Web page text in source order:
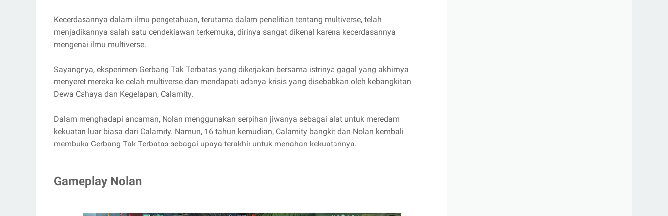
Kecerdasannya dalam ilmu pengetahuan, terutama dalam penelitian tentang multiverse, telah
menjadikannya salah satu cendekiawan terkemuka, dirinya sangat dikenal karena kecerdasannya
mengenai ilmu multiverse.
Sayangnya, eksperimen Gerbang Tak Terbatas yang dikerjakan bersama istrinya gagal yang akhirnya
menyeret mereka ke celah multiverse dan mendapati adanya krisis yang disebabkan oleh kebangkitan
Dewa Cahaya dan Kegelapan, Calamity.
Dalam menghadapi ancaman, Nolan menggunakan serpihan jiwanya sebagai alat untuk meredam
kekuatan luar biasa dari Calamity. Namun, 16 tahun kemudian, Calamity bangkit dan Nolan kembali
membuka Gerbang Tak Terbatas sebagai upaya terakhir untuk menahan kekuatannya.
Gameplay Nolan